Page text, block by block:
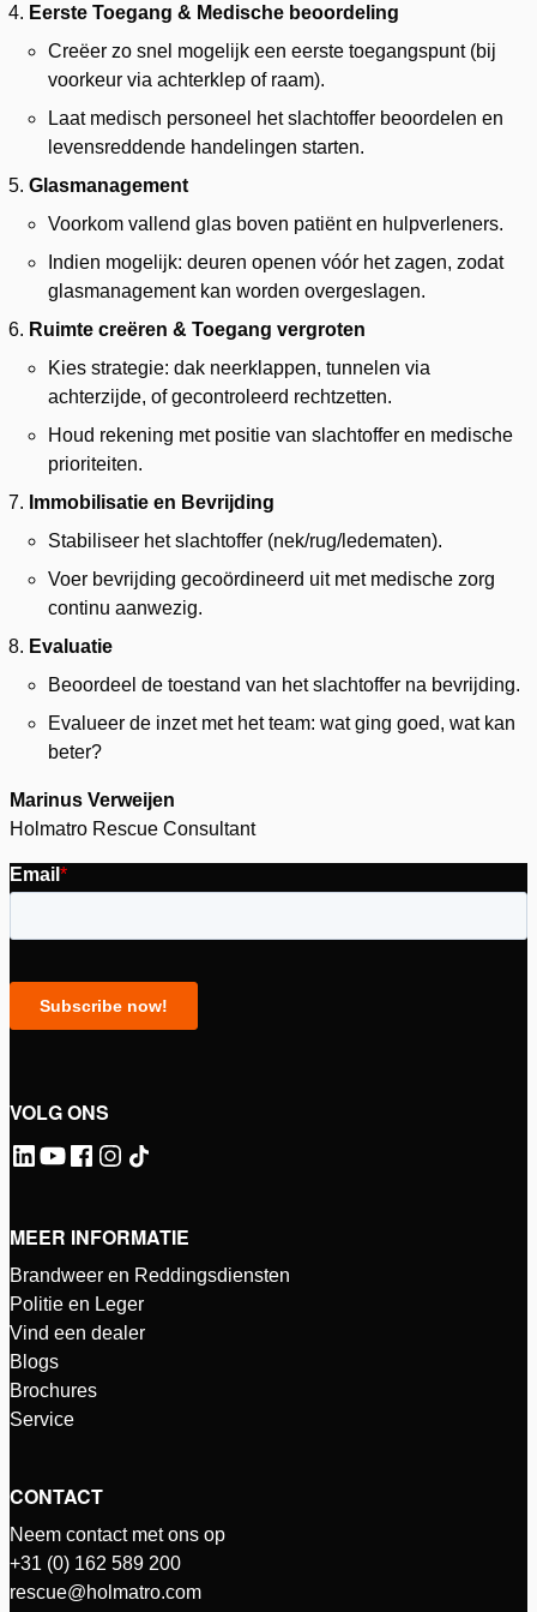
Eerste Toegang & Medische beoordeling
Creëer zo snel mogelijk een eerste toegangspunt (bij
voorkeur via achterklep of raam).
Laat medisch personeel het slachtoffer beoordelen en
levensreddende handelingen starten.
Glasmanagement
Voorkom vallend glas boven patiënt en hulpverleners.
Indien mogelijk: deuren openen vóór het zagen, zodat
glasmanagement kan worden overgeslagen.
Ruimte creëren & Toegang vergroten
Kies strategie: dak neerklappen, tunnelen via
achterzijde, of gecontroleerd rechtzetten.
Houd rekening met positie van slachtoffer en medische
prioriteiten.
Immobilisatie en Bevrijding
Stabiliseer het slachtoffer (nek/rug/ledematen).
Voer bevrijding gecoördineerd uit met medische zorg
continu aanwezig.
Evaluatie
Beoordeel de toestand van het slachtoffer na bevrijding.
Evalueer de inzet met het team: wat ging goed, wat kan
beter?
Marinus Verweijen
Holmatro Rescue Consultant
VOLG ONS
MEER INFORMATIE
Brandweer en Reddingsdiensten
Politie en Leger
Vind een dealer
Blogs
Brochures
Service
CONTACT
Neem contact met ons op
+31 (0) 162 589 200
rescue@holmatro.com